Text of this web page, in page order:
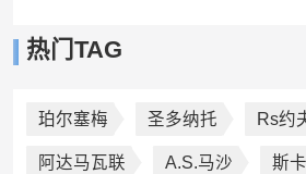
热门TAG
珀尔塞梅 圣多纳托 Rs约
阿达马瓦联 A.S.马沙 斯